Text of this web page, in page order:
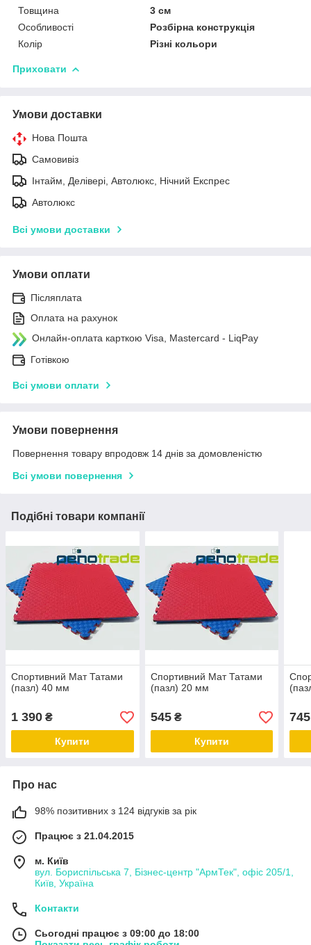
Товщина
3 см
Особливості
Розбірна конструкція
Колір
Різні кольори
Приховати
Умови доставки
Нова Пошта
Самовивіз
Інтайм, Делівері, Автолюкс, Нічний Експрес
Автолюкс
Всі умови доставки
Умови оплати
Післяплата
Оплата на рахунок
Онлайн-оплата карткою Visa, Mastercard - LiqPay
Готівкою
Всі умови оплати
Умови повернення
Повернення товару впродовж 14 днів за домовленістю
Всі умови повернення
Подібні товари компанії
Спортивний Мат Татами
(пазл) 40 мм
1 390 ₴
Купити
Спортивний Мат Татами
(пазл) 20 мм
545₴
Купити
745
Про нас
98% позитивних з 124 відгуків за рік
Працює з 21.04.2015
м. Київ
вул. Бориспільська 7, Бізнес-центр "АрмТек", офіс 205/1,
Київ, Україна
Контакти
Сьогодні працює з 09:00 до 18:00